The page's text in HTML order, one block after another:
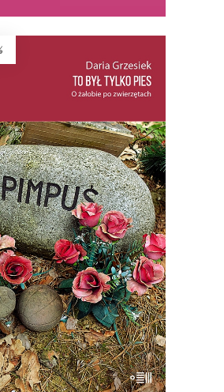
DO KOSZYKA
TYLKO PIES
22 PAŹDZIERNIKA 2025
zł 35.74zł
DO KOSZYKA